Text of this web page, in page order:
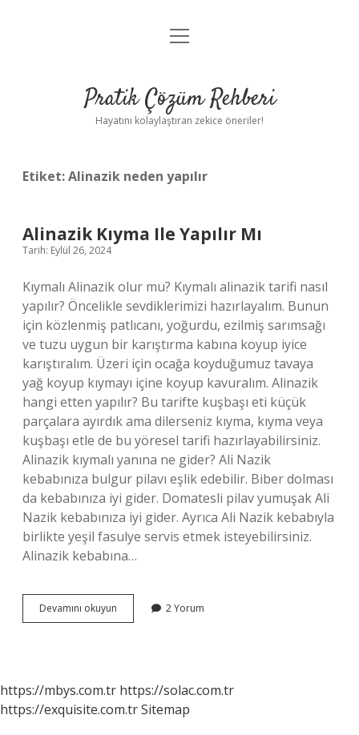
Anasayfa
Yasal Uyarı
menüyü
Pratik Çözüm Rehberi
Hayatını kolaylaştıran zekice öneriler!
Etiket:Alinazik neden yapılır
Alinazik Kıyma Ile Yapılır Mı
Tarih: Eylül 26, 2024
Kıymalı Alinazik olur mu? Kıymalı alinazik tarifi nasıl
yapılır? Öncelikle sevdiklerimizi hazırlayalım. Bunun
için közlenmiş patlıcanı, yoğurdu, ezilmiş sarımsağı
ve tuzu uygun bir karıştırma kabına koyup iyice
karıştıralım. Üzeri için ocağa koyduğumuz tavaya
yağ koyup kıymayı içine koyup kavuralım. Alinazik
hangi etten yapılır? Bu tarifte kuşbaşı eti küçük
parçalara ayırdık ama dilerseniz kıyma, kıyma veya
kuşbaşı etle de bu yöresel tarifi hazırlayabilirsiniz.
Alinazik kıymalı yanına ne gider? Ali Nazik
kebabınıza bulgur pilavı eşlik edebilir. Biber dolması
da kebabınıza iyi gider. Domatesli pilav yumuşak Ali
Nazik kebabınıza iyi gider. Ayrıca Ali Nazik kebabıyla
birlikte yeşil fasulye servis etmek isteyebilirsiniz.
Alinazik kebabına…
Devamını okuyun
Kıyma
2 Yorum
https://mbys.com.tr https://solac.com.tr
https://exquisite.com.trSitemap